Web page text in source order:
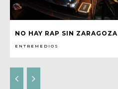
NO HAY RAP SIN ZARAGOZA
ENTREMEDIOS